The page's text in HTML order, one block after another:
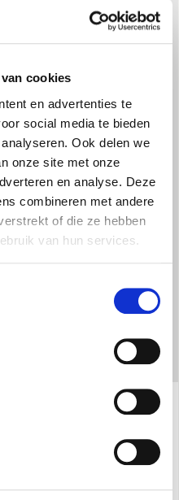
cookies
en advertenties te
social media te bieden
Ook delen we
onze site met onze
en analyse. Deze
combineren met andere
of die ze hebben
van hun services.
koelmiddel R290, dat
kan veroorzaken.